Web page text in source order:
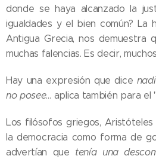
donde se haya alcanzado la
igualdades y el bien común? La
Antigua Grecia, nos demuestra
muchas falencias. Es decir,
Hay una expresión que dice
no posee… aplica también para el
Los filósofos griegos,
la democracia como forma de
advertían que tenía una